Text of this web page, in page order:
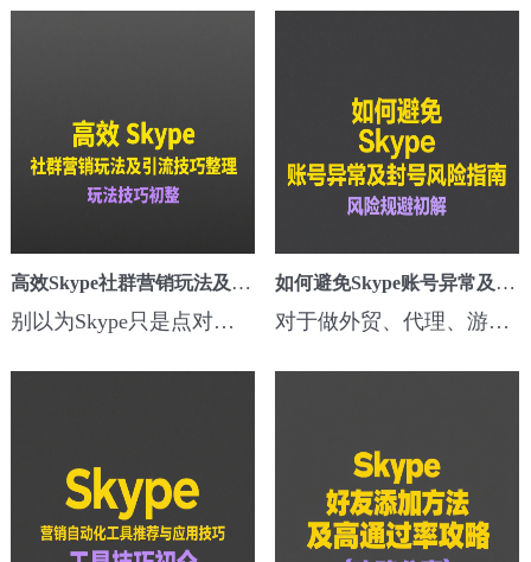
高效Skype社群营销玩法及引流技巧整理
别以为Skype只是点对点发消息📱，其实它的社群功能在海外营销圈里很吃香！尤其是做跨境电商、游戏推广、代理招商、外贸B2B的朋友，只要玩转Skype群组，客户留存、转化、复购都能悄悄涨📈。Skype社群营销怎么玩？Skype的群聊功能，支持大量用户实时互动👥，没有像WhatsApp那样严格的活跃限制，适合做长期留存客户池。这里...
如何避免Skype账号异常及封号风险指南
对于做外贸、代理、游戏、软件推广的小伙伴来说，Skype依然是开发海外客户的高效工具📱。不过，频繁添加好友、群发消息、切换登录设备，很容易触发Skype的风控，导致账号异常、功能受限甚至直接封号。为了账号安全，咱们来聊聊实用的避险技巧🛡️。常见导致Skype账号异常的操作 ⚠️先搞清楚哪些行为容易被盯上👇：📤 短...